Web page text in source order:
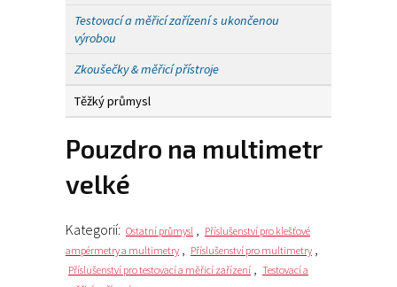
Testovací a měřicí zařízení s ukončenou
výrobou
Zkoušečky & měřicí přístroje
Těžký průmysl
Pouzdro na multimetr
velké
Kategorií: Ostatní průmysl , Příslušenství pro klešťové
ampérmetry a multimetry , Příslušenství pro multimetry ,
Příslušenství pro testovací a měřicí zařízení , Testovací a